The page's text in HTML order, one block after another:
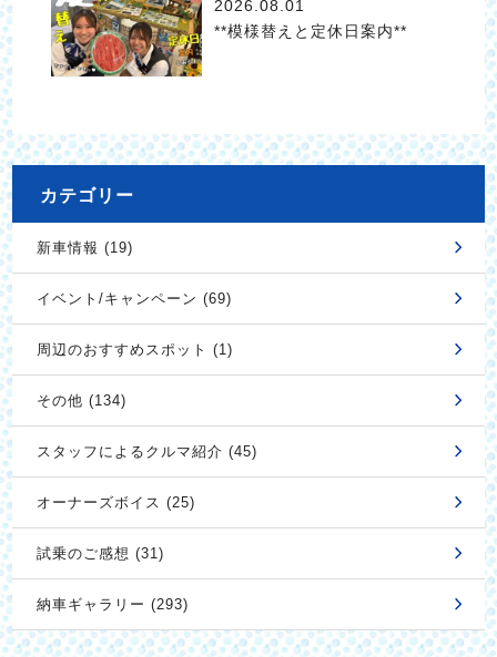
2026.08.01
**模様替えと定休日案内**
カテゴリー
新車情報 (19)
イベント/キャンペーン (69)
周辺のおすすめスポット (1)
その他 (134)
スタッフによるクルマ紹介 (45)
オーナーズボイス (25)
試乗のご感想 (31)
納車ギャラリー (293)